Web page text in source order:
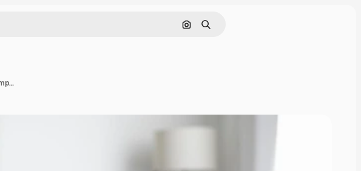
Cerca per immagine
Ricerca
Wellfit giovane donna che si esercita sul tappetino fitness utilizzando il computer